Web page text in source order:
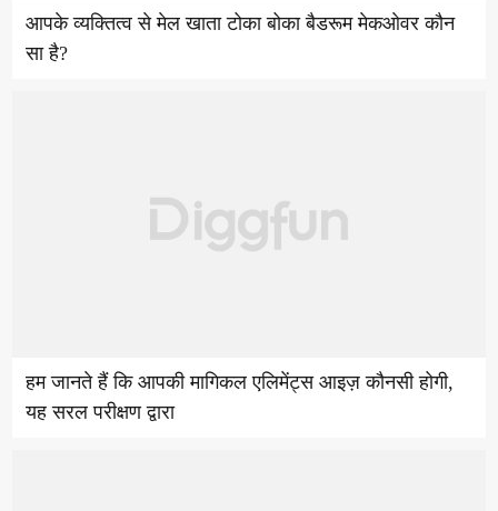
आपके व्यक्तित्व से मेल खाता टोका बोका बैडरूम मेकओवर कौन
सा है?
हम जानते हैं कि आपकी मागिकल एलिमेंट्स आइज़ कौनसी होगी,
यह सरल परीक्षण द्वारा